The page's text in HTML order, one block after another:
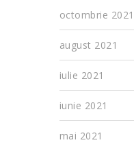
octombrie 2021
august 2021
iulie 2021
iunie 2021
mai 2021